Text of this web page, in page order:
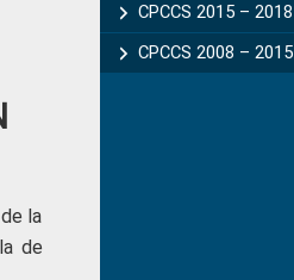
la
de
CPCCS 2015 – 2018
CPCCS 2008 – 2015